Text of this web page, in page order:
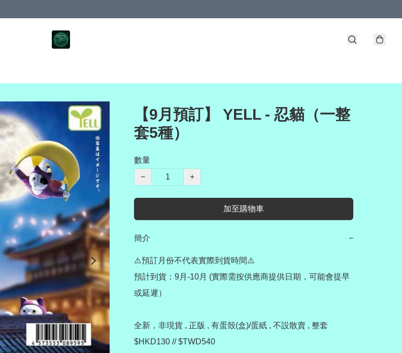
【9月預訂】 YELL - 忍貓（一整
套5種）
數量
−
+
加至購物車
簡介 −
⚠️預訂月份不代表實際到貨時間⚠️
預計到貨：9月-10月 (實際需按供應商提供日期，可能會提早
或延遲）
全新，非現貨 , 正版 , 有蛋殼(盒)/蛋紙 , 不設散賣 , 整套
$HKD130 // $TWD540